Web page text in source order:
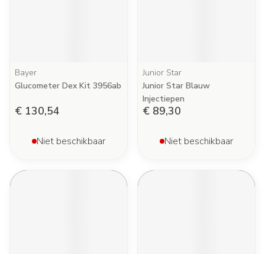
Bayer
Glucometer Dex Kit 3956ab
€ 130,54
Niet beschikbaar
Junior Star
Junior Star Blauw
Injectiepen
€ 89,30
Niet beschikbaar